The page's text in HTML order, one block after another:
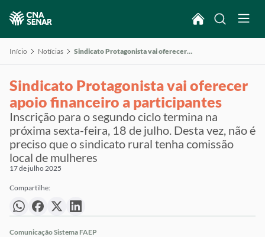
Início Notícias Sindicato Protagonista vai oferecer apoio financeiro a participantes
Sindicato Protagonista vai oferecer
apoio financeiro a participantes
Inscrição para o segundo ciclo termina na
próxima sexta-feira, 18 de julho. Desta vez, não é
preciso que o sindicato rural tenha comissão
local de mulheres
17 de julho 2025
Compartilhe:
Comunicação Sistema FAEP